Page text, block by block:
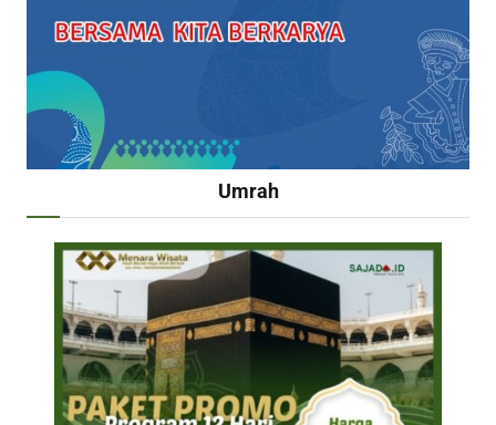
Umrah